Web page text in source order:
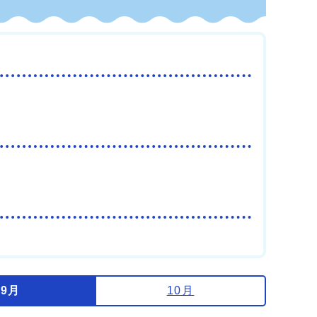
9月 10月